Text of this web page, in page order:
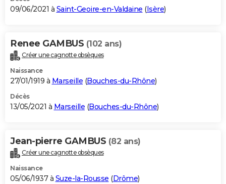
S'inscrire
Se connecter
Lycées
Collèges
Primaires
Universités
Entreprises
Service militaire
Avis de recherche
AVIS DE DÉCÈS
Bricolage
Lifestyle
Culture
Sport
Auto
Television
Voyage
Cinema
09/06/2021 à Saint-Geoire-en-Valdaine (Isère)
Renee GAMBUS (102 ans)
Créer une cagnotte obsèques
Naissance
27/01/1919 à Marseille (Bouches-du-Rhône)
Décès
13/05/2021 à Marseille (Bouches-du-Rhône)
Jean-pierre GAMBUS (82 ans)
Créer une cagnotte obsèques
Naissance
05/06/1937 à Suze-la-Rousse (Drôme)